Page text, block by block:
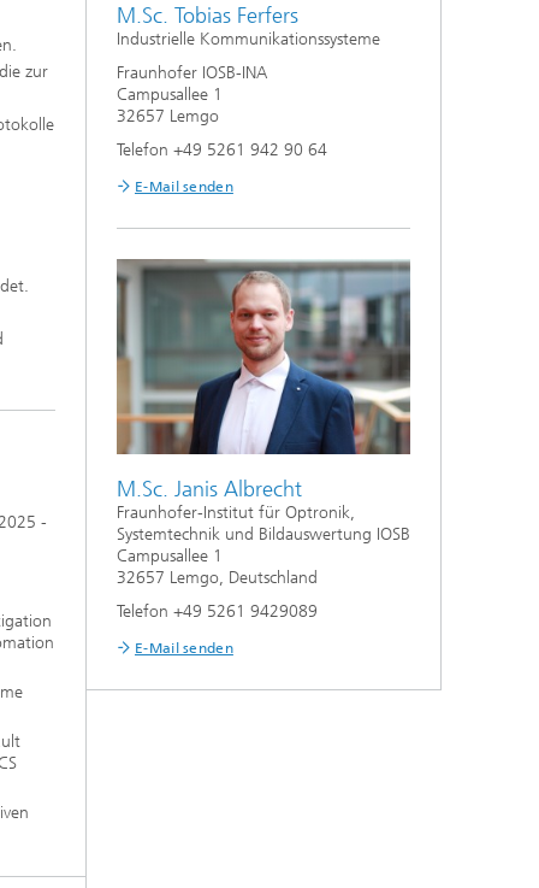
zur
-
M.Sc. Tobias Ferfers
Industrielle Kommunikationssysteme
Fraunhofer IOSB-INA
Campusallee 1
32657 Lemgo
Telefon +49 5261 942 90 64
E-Mail senden
M.Sc. Janis Albrecht
Fraunhofer-Institut für Optronik,
Systemtechnik und Bildauswertung IOSB
Campusallee 1
32657 Lemgo, Deutschland
Telefon +49 5261 9429089
E-Mail senden